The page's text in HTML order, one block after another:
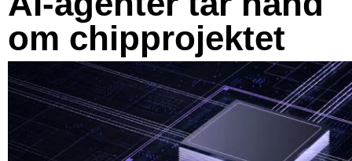
om chipprojektet